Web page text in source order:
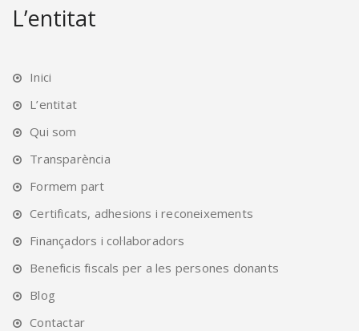
L’entitat
Inici
L’entitat
Qui som
Transparència
Formem part
Certificats, adhesions i reconeixements
Finançadors i col·laboradors
Beneficis fiscals per a les persones donants
Blog
Contactar